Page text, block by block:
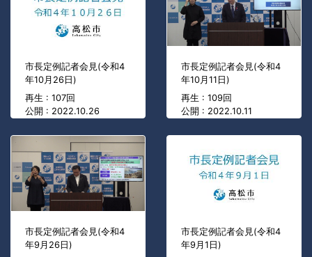
市長定例記者会見(令和4
年10月26日)
再生 : 107回
公開 : 2022.10.26
市長定例記者会見(令和4
年10月11日)
再生 : 109回
公開 : 2022.10.11
市長定例記者会見(令和4
年9月26日)
市長定例記者会見(令和4
年9月1日)